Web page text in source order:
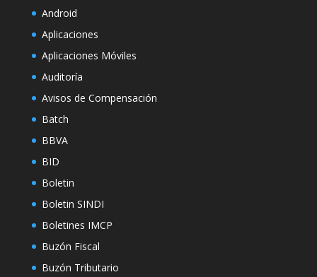
Android
Aplicaciones
Aplicaciones Móviles
Auditoría
Avisos de Compensación
Batch
BBVA
BID
Boletin
Boletin SINDI
Boletines IMCP
Buzón Fiscal
Buzón Tributario